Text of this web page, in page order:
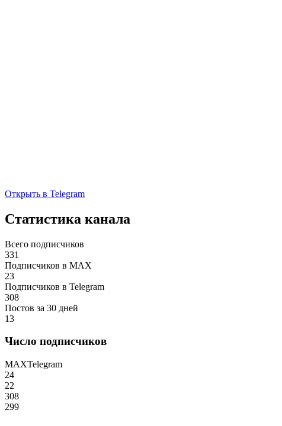
Открыть в Telegram
Статистика канала
Всего подписчиков
331
Подписчиков в MAX
23
Подписчиков в Telegram
308
Постов за 30 дней
13
Число подписчиков
MAXTelegram
24
22
308
299